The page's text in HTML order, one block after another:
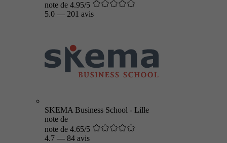
note de 4.95/5
5.0 — 201 avis
SKEMA Business School - Lille
note de
note de 4.65/5
4.7 — 84 avis